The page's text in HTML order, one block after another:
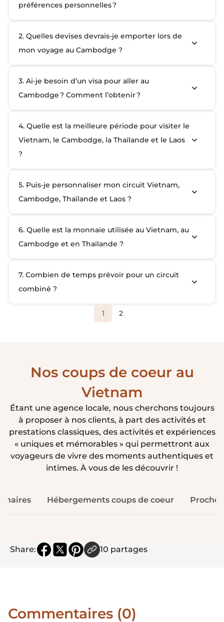
préférences personnelles ?
2. Quelles devises devrais-je emporter lors de
mon voyage au Cambodge ?
3. Ai‑je besoin d’un visa pour aller au
Cambodge ? Comment l’obtenir ?
4. Quelle est la meilleure période pour visiter le
Vietnam, le Cambodge, la Thaïlande et le Laos
?
5. Puis-je personnaliser mon circuit Vietnam,
Cambodge, Thaïlande et Laos ?
6. Quelle est la monnaie utilisée au Vietnam, au
Cambodge et en Thaïlande ?
7. Combien de temps prévoir pour un circuit
combiné ?
1 2
Nos coups de coeur au
Vietnam
Étant une agence locale, nous cherchons toujours
à proposer à nos clients, à part des activités et
prestations classiques, des activités et expériences
« uniques et mémorables » qui permettront aux
voyageurs de vivre des moments authentiques et
intimes. À vous de les découvrir !
Hébergements coups de coeur Proche
captivant qui mêle cirque, danse
acrobatiques impressionnantes,
Share: 10 partages
Commentaires (0)